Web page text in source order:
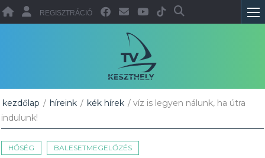
REGISZTRÁCIÓ
kezdőlap / híreink / kék hírek / víz is legyen nálunk, ha útra
indulunk!
HŐSÉG BALESETMEGELŐZÉS